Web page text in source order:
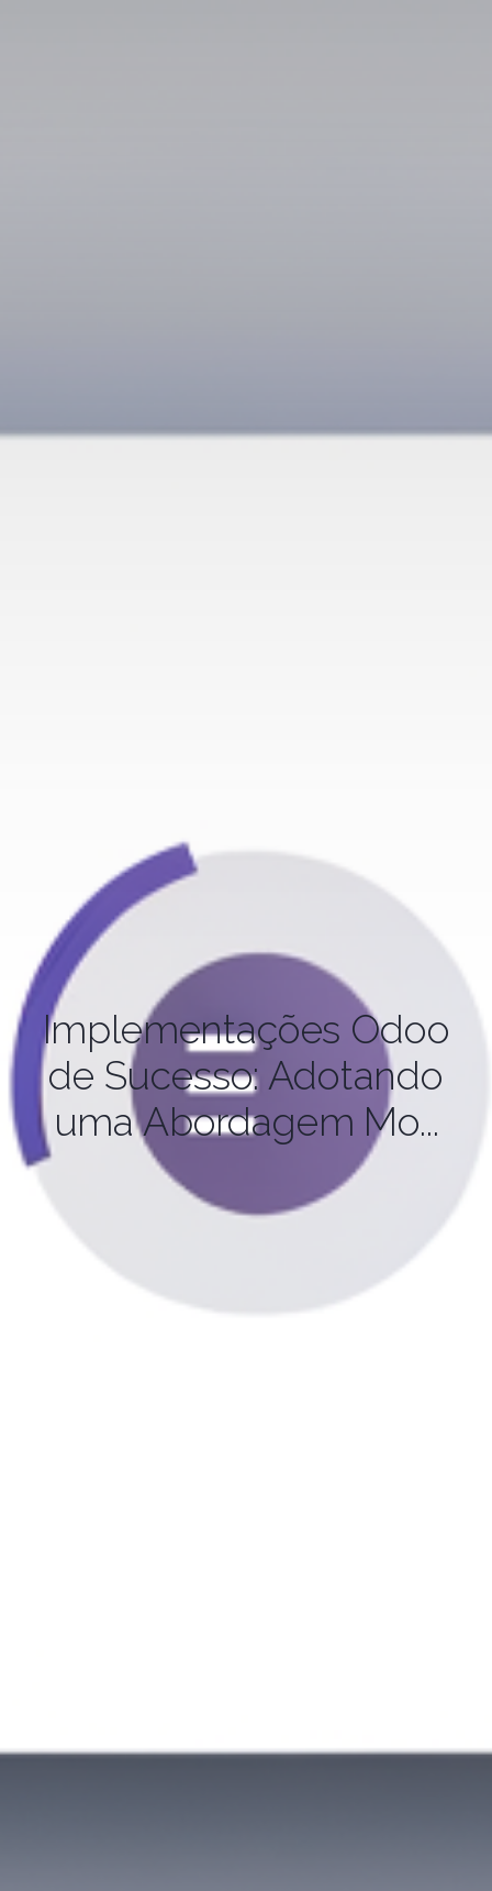
Implementações Odoo
de Sucesso: Adotando
uma Abordagem Mo...